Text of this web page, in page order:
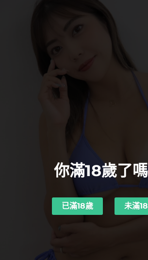
你滿18歲了
已滿18歲 未滿